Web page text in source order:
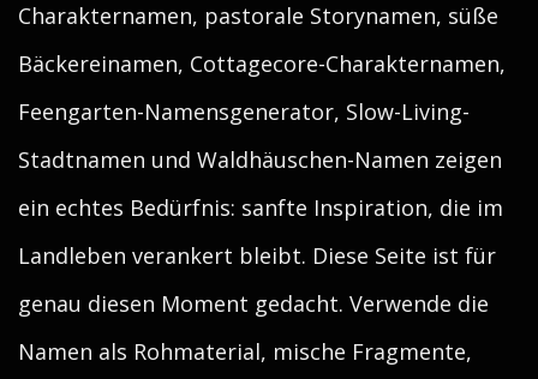
Charakternamen, pastorale Storynamen, süße
Bäckereinamen, Cottagecore-Charakternamen,
Feengarten-Namensgenerator, Slow-Living-
Stadtnamen und Waldhäuschen-Namen zeigen
ein echtes Bedürfnis: sanfte Inspiration, die im
Landleben verankert bleibt. Diese Seite ist für
genau diesen Moment gedacht. Verwende die
Namen als Rohmaterial, mische Fragmente,